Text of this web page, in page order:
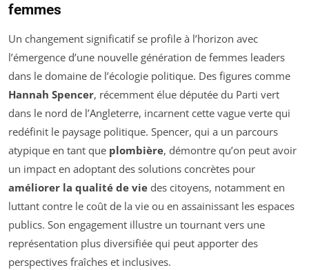
femmes
Un changement significatif se profile à l’horizon avec
l’émergence d’une nouvelle génération de femmes leaders
dans le domaine de l’écologie politique. Des figures comme
Hannah Spencer, récemment élue députée du Parti vert
dans le nord de l’Angleterre, incarnent cette vague verte qui
redéfinit le paysage politique. Spencer, qui a un parcours
atypique en tant que plombière, démontre qu’on peut avoir
un impact en adoptant des solutions concrètes pour
améliorer la qualité de vie des citoyens, notamment en
luttant contre le coût de la vie ou en assainissant les espaces
publics. Son engagement illustre un tournant vers une
représentation plus diversifiée qui peut apporter des
perspectives fraîches et inclusives.